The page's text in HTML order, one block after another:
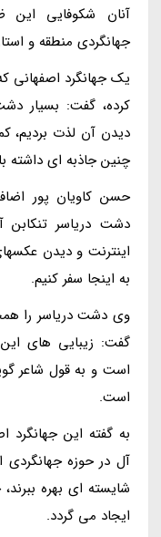
آنان شکوفایی
جهانگردی منطقه و
یک جهانگرد اصفهانی
کرده، گفت: بسیار
دیدن آن لذت بردیم،
چنین جاذبه ای داشته
حسن کاویان پور
دشت دریاسر
اینترنت و دیدن
به اینجا سفر کنیم.
وی دشت دریاسر را
گفت: زیبایی های
است و به قول شاعر
است.
به گفته این
آل در حوزه جهانگردی
شایسته ای بهره
ایجاد می گردد.